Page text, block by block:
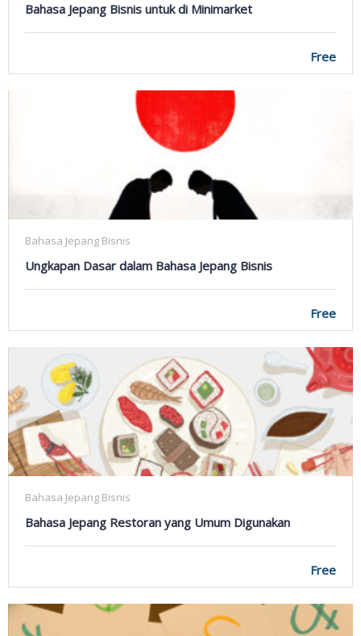
Bahasa Jepang Bisnis untuk di Minimarket
Free
Bahasa Jepang Bisnis
Ungkapan Dasar dalam Bahasa Jepang Bisnis
Free
Bahasa Jepang Bisnis
Bahasa Jepang Restoran yang Umum Digunakan
Free